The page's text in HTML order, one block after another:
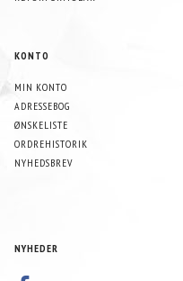
KONTO
MIN KONTO
ADRESSEBOG
ØNSKELISTE
ORDREHISTORIK
NYHEDSBREV
NYHEDER